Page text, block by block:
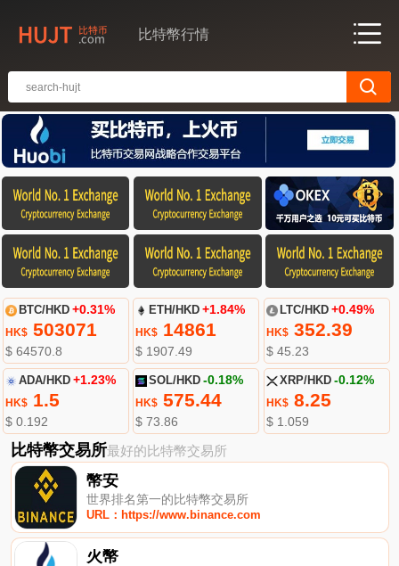
比特幣行情
BTC/HKD +0.31%
HK$503071
$ 64570.8
ETH/HKD +1.84%
HK$ 14861
$ 1907.49
LTC/HKD +0.49%
HK$352.39
$ 45.23
ADA/HKD +1.23%
HK$1.5
$ 0.192
SOL/HKD -0.18%
HK$ 575.44
$ 73.86
XRP/HKD -0.12%
HK$8.25
$ 1.059
比特幣交易所最好的比特幣交易所
幣安
世界排名第一的比特幣交易所
URL：https://www.binance.com
火幣